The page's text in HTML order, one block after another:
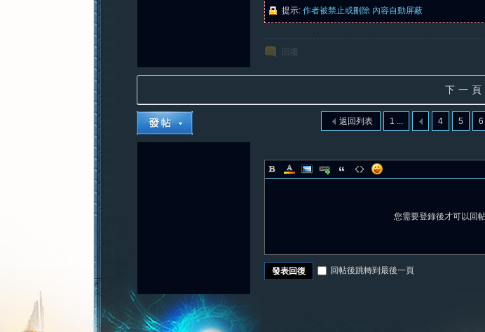
提示: 作者被禁止或刪除 內容自動屏蔽
回復
下一
1 ... 4 5 6
返回列表
您需要登錄後才可以回
發表回復 回帖後跳轉到最後一頁